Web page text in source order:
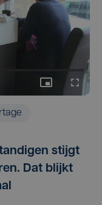
stijgt
Dat blijkt